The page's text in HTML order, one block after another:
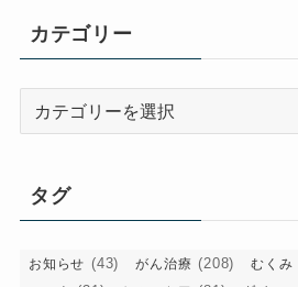
ブ
カテゴリー
ー
タグ
お知らせ (43) がん治療 (208) むくみ